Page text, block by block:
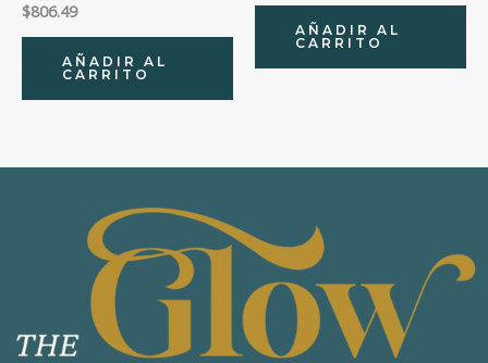
$806.49
AÑADIR AL
CARRITO
AÑADIR AL
CARRITO